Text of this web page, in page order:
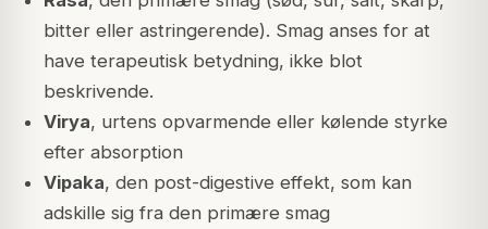
bitter eller astringerende). Smag anses for at
have terapeutisk betydning, ikke blot
beskrivende.
Virya, urtens opvarmende eller kølende styrke
efter absorption
Vipaka, den post-digestive effekt, som kan
adskille sig fra den primære smag